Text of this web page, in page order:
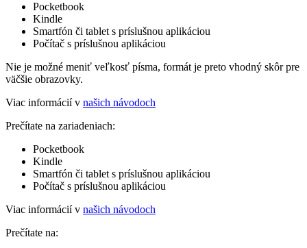
Pocketbook
Kindle
Smartfón či tablet s príslušnou aplikáciou
Počítač s príslušnou aplikáciou
Nie je možné meniť veľkosť písma, formát je preto vhodný skôr pre
väčšie obrazovky.
Viac informácií v našich návodoch
Prečítate na zariadeniach:
Pocketbook
Kindle
Smartfón či tablet s príslušnou aplikáciou
Počítač s príslušnou aplikáciou
Viac informácií v našich návodoch
Prečítate na: